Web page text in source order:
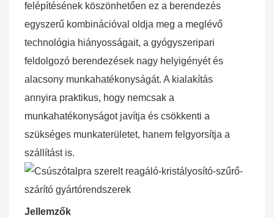
felépítésének köszönhetően ez a berendezés
egyszerű kombinációval oldja meg a meglévő
technológia hiányosságait, a gyógyszeripari
feldolgozó berendezések nagy helyigényét és
alacsony munkahatékonyságát. A kialakítás
annyira praktikus, hogy nemcsak a
munkahatékonyságot javítja és csökkenti a
szükséges munkaterületet, hanem felgyorsítja a
szállítástis.
Jellemzők